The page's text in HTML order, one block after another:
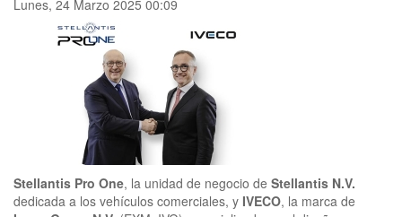
Lunes, 24 Marzo 2025 00:09
Stellantis Pro One, la unidad de negocio de Stellantis N.V.
dedicada a los vehículos comerciales, y IVECO, la marca de